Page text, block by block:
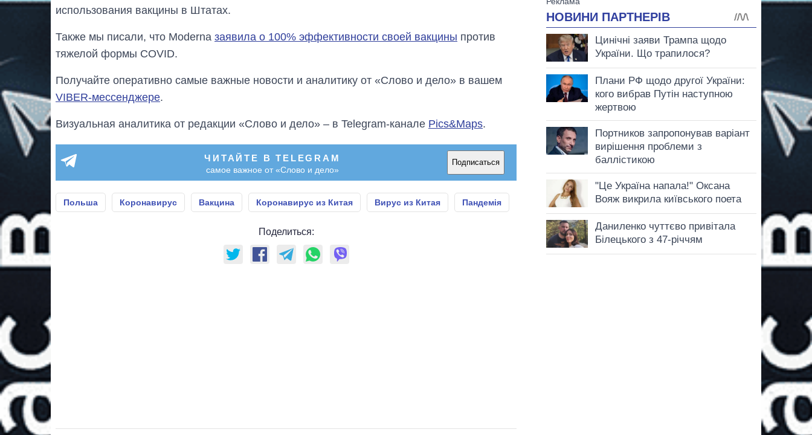
использования вакцины в Штатах.
Также мы писали, что Moderna заявила о 100% эффективности своей вакцины против
тяжелой формы COVID.
Получайте оперативно самые важные новости и аналитику от «Слово и дело» в вашем
VIBER-мессенджере.
Визуальная аналитика от редакции «Слово и дело» – в Telegram-канале Pics&Maps.
ЧИТАЙТЕ В TELEGRAM
самое важное от «Слово и дело»
Подписаться
Польша Коронавирус Вакцина Коронавирус из Китая Вирус из Китая Пандемія
Поделиться: